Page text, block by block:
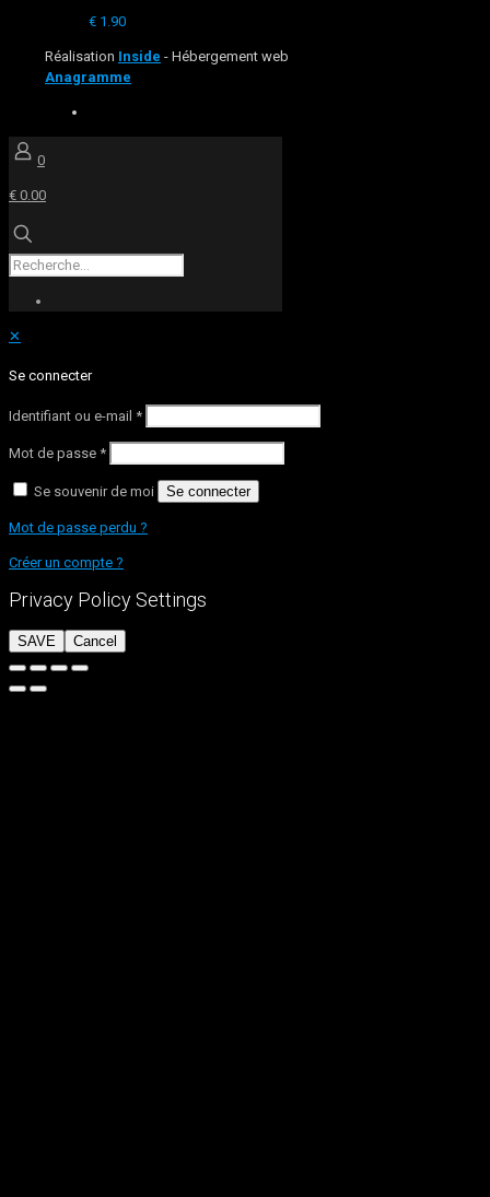
€ 1.90
Réalisation Inside - Hébergement web
Anagramme
0
€ 0.00
✕
Se connecter
Identifiant ou e-mail *
Mot de passe *
Se souvenir de moi Se connecter
Mot de passe perdu ?
Créer un compte ?
Privacy Policy Settings
SAVE Cancel